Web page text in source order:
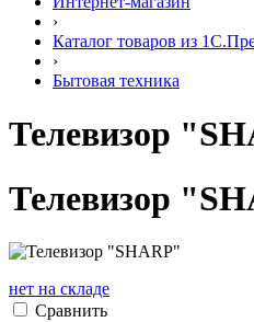
›
Каталог товаров из
›
Бытовая техника
Телевизор
Телевизор
нет на складе
Сравнить